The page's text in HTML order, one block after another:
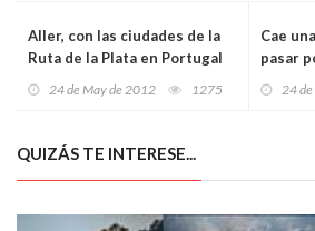
Aller, con las ciudades de la
Ruta de la Plata en Portugal
24 de May de 2012 1275
Cae
pasar
24
QUIZÁS TE INTERESE...